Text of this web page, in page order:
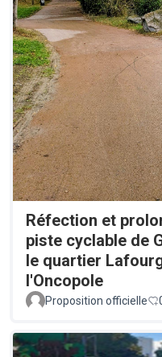
Réfection et
piste cyclable de
le quartier
l'Oncopole
Proposition officielle